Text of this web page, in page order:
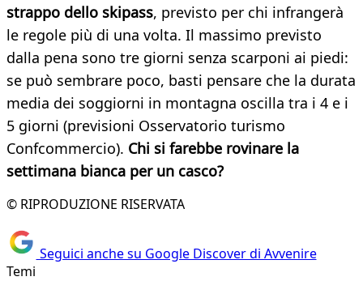
strappo dello skipass, previsto per chi infrangerà
le regole più di una volta. Il massimo previsto
dalla pena sono tre giorni senza scarponi ai piedi:
se può sembrare poco, basti pensare che la durata
media dei soggiorni in montagna oscilla tra i 4 e i
5 giorni (previsioni Osservatorio turismo
Confcommercio). Chi si farebbe rovinare la
settimana bianca per un casco?
© RIPRODUZIONE RISERVATA
Seguici anche su Google Discover di Avvenire
Temi